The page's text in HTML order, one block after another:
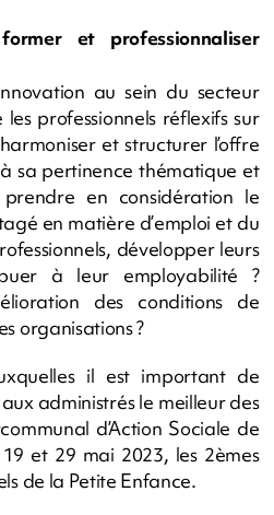
et professionnaliser
au sein du secteur
professionnels réflexifs sur
et structurer l’offre
sa pertinence thématique et
en considération le
en matière d’emploi et du
développer leurs
à leur employabilité ?
des conditions de
organisations ?
il est important de
administrés le meilleur des
d’Action Sociale de
et 29 mai 2023, les 2èmes
de la Petite Enfance.